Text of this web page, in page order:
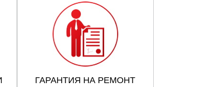
ГАРАНТИЯ НА РЕМОНТ